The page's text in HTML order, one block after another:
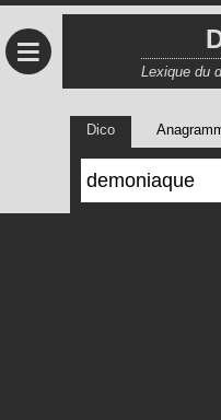
≡ Lexique du
Dico